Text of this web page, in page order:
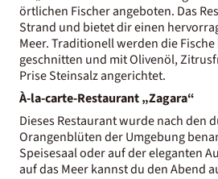
örtlichen Fischer angeboten. Das
Strand und bietet dir einen
Meer. Traditionell werden die
geschnitten und mit Olivenöl,
Prise Steinsalz angerichtet.
À-la-carte-Restaurant „Zagara“
Dieses Restaurant wurde nach den
Orangenblüten der Umgebung
Speisesaal oder auf der eleganten
auf das Meer kannst du den Abend